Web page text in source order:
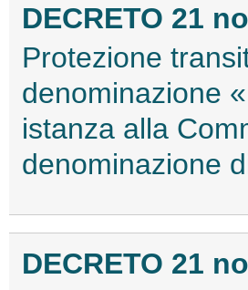
DECRETO 21
Protezione
denominazione
istanza alla
denominazione
DECRETO 21